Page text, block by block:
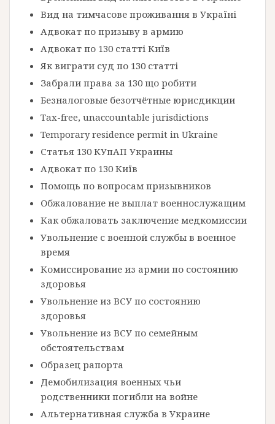
Вид на тимчасове проживання в Україні
Адвокат по призыву в армию
Адвокат по 130 статті Київ
Як виграти суд по 130 статті
Забрали права за 130 що робити
Безналоговые безотчётные юрисдикции
Tax-free, unaccountable jurisdictions
Temporary residence permit in Ukraine
Статья 130 КУпАП Украины
Адвокат по 130 Київ
Помощь по вопросам призывников
Обжалование не выплат военнослужащим
Как обжаловать заключение медкомиссии
Увольнение с военной службы в военное
время
Комиссирование из армии по состоянию
здоровья
Увольнение из ВСУ по состоянию
здоровья
Увольнение из ВСУ по семейным
обстоятельствам
Образец рапорта
Демобилизация военных чьи
родственники погибли на войне
Альтернативная служба в Украине